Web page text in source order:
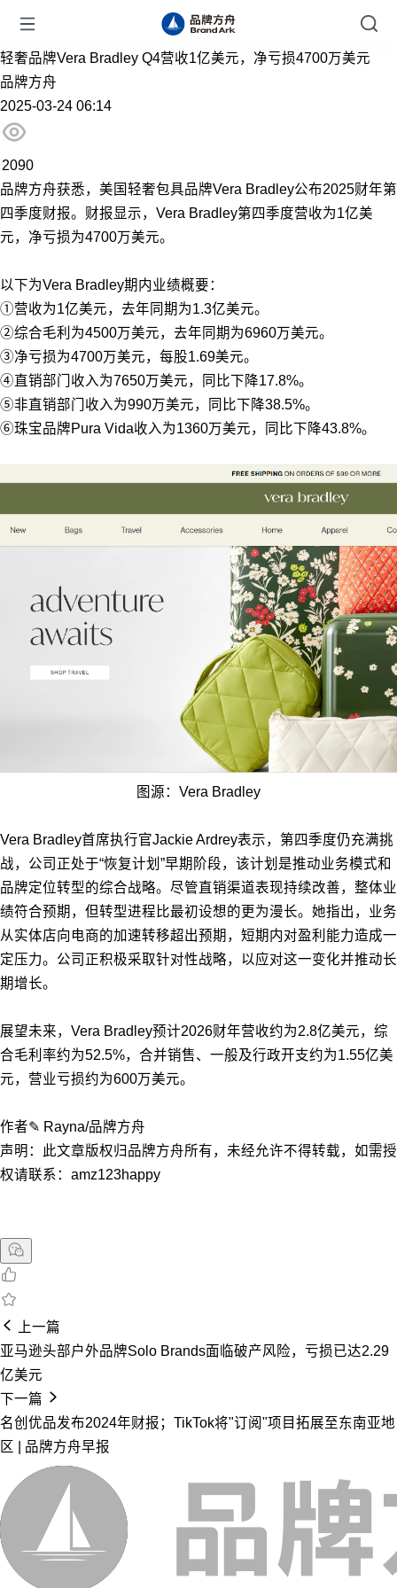
轻奢品牌Vera Bradley Q4营收1亿美元，净亏损4700万美元
品牌方舟
2025-03-24 06:14
2090
品牌方舟获悉，美国轻奢包具品牌Vera Bradley公布2025财年第
四季度财报。财报显示，Vera Bradley第四季度营收为1亿美
元，净亏损为4700万美元。
以下为Vera Bradley期内业绩概要：
①营收为1亿美元，去年同期为1.3亿美元。
②综合毛利为4500万美元，去年同期为6960万美元。
③净亏损为4700万美元，每股1.69美元。
④直销部门收入为7650万美元，同比下降17.8%。
⑤非直销部门收入为990万美元，同比下降38.5%。
⑥珠宝品牌Pura Vida收入为1360万美元，同比下降43.8%。
图源：Vera Bradley
Vera Bradley首席执行官Jackie Ardrey表示，第四季度仍充满挑
战，公司正处于“恢复计划”早期阶段，该计划是推动业务模式和
品牌定位转型的综合战略。尽管直销渠道表现持续改善，整体业
绩符合预期，但转型进程比最初设想的更为漫长。她指出，业务
从实体店向电商的加速转移超出预期，短期内对盈利能力造成一
定压力。公司正积极采取针对性战略，以应对这一变化并推动长
期增长。
展望未来，Vera Bradley预计2026财年营收约为2.8亿美元，综
合毛利率约为52.5%，合并销售、一般及行政开支约为1.55亿美
元，营业亏损约为600万美元。
作者✎ Rayna/品牌方舟
声明：此文章版权归品牌方舟所有，未经允许不得转载，如需授
权请联系：amz123happy
上一篇
亚马逊头部户外品牌Solo Brands面临破产风险，亏损已达2.29
亿美元
下一篇
名创优品发布2024年财报；TikTok将"订阅"项目拓展至东南亚地
区 | 品牌方舟早报